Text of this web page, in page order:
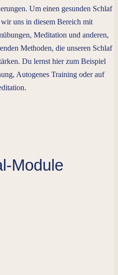
Um einen gesunden Schlaf
uns in diesem Bereich mit
Meditation und anderen,
Methoden, die unseren Schlaf
Du lernst hier zum Beispiel
Autogenes Training oder auf
Module